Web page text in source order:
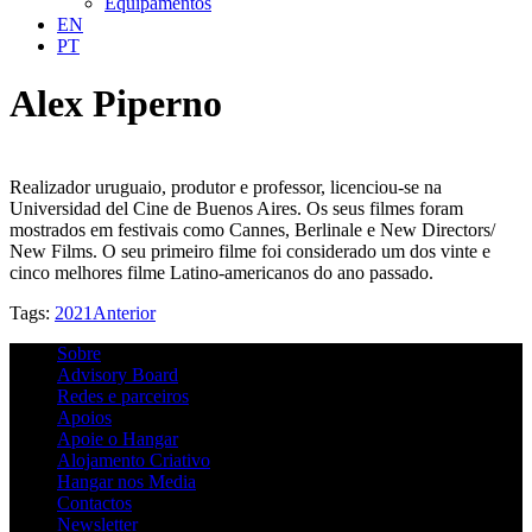
EN
PT
Alex Piperno
Realizador uruguaio, produtor e professor, licenciou-se na
Universidad del Cine de Buenos Aires. Os seus filmes foram
mostrados em festivais como Cannes, Berlinale e New Directors/
New Films. O seu primeiro filme foi considerado um dos vinte e
cinco melhores filme Latino-americanos do ano passado.
Tags: 2021 Anterior
Sobre
Advisory Board
Redes e parceiros
Apoios
Apoie o Hangar
Alojamento Criativo
Hangar nos Media
Contactos
Newsletter